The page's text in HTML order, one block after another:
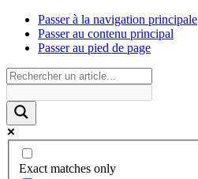
Passer à la navigation principale
Passer au contenu principal
Passer au pied de page
Exact matches only